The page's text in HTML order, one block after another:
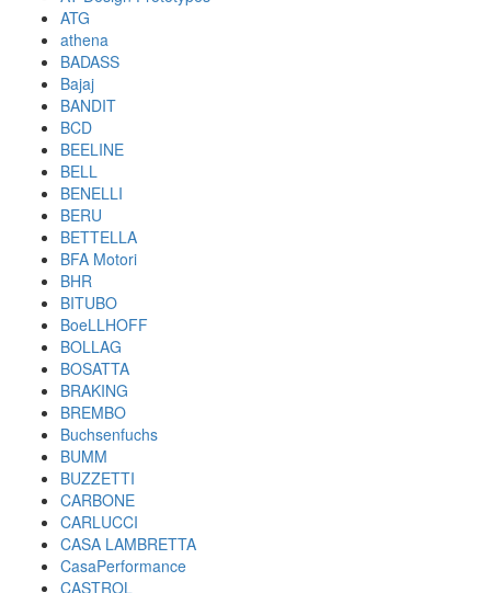
ATG
athena
BADASS
Bajaj
BANDIT
BCD
BEELINE
BELL
BENELLI
BERU
BETTELLA
BFA Motori
BHR
BITUBO
BoeLLHOFF
BOLLAG
BOSATTA
BRAKING
BREMBO
Buchsenfuchs
BUMM
BUZZETTI
CARBONE
CARLUCCI
CASA LAMBRETTA
CasaPerformance
CASTROL